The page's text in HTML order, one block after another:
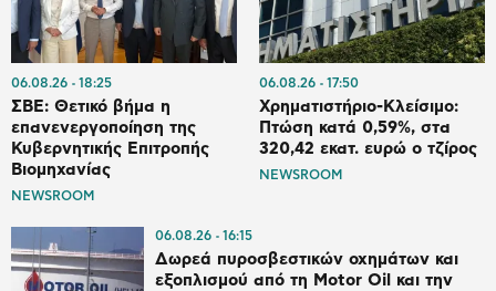
06.08.26 18:25
ΣΒΕ: Θετικό βήμα η
επανενεργοποίηση της
Κυβερνητικής Επιτροπής
Βιομηχανίας
NEWSROOM
06.08.26 17:50
Χρηματιστήριο-Κλείσιμο:
Πτώση κατά 0,59%, στα
320,42 εκατ. ευρώ ο τζίρος
NEWSROOM
06.08.26 16:15
Δωρεά πυροσβεστικών οχημάτων και
εξοπλισμού από τη Motor Oil και την